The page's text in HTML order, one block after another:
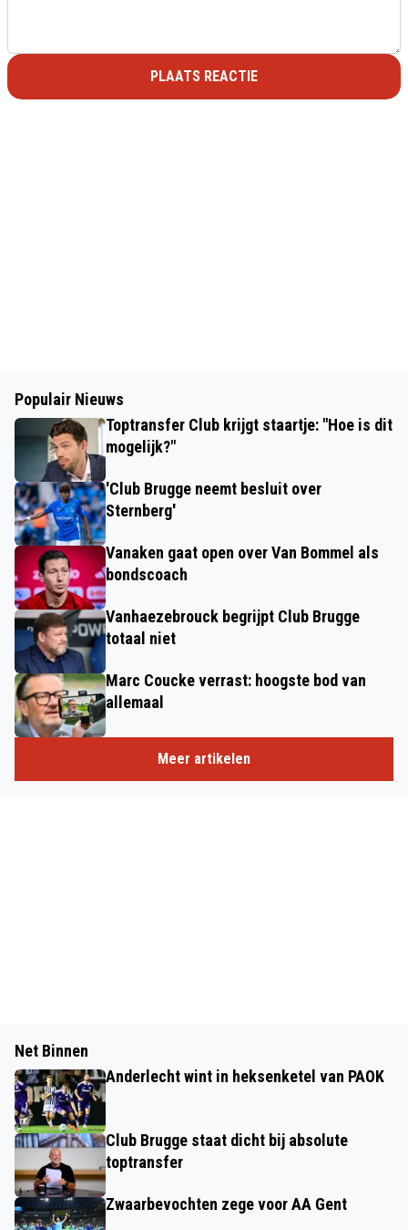
PLAATS REACTIE
Populair Nieuws
Toptransfer Club krijgt staartje: "Hoe is dit
mogelijk?"
'Club Brugge neemt besluit over
Sternberg'
Vanaken gaat open over Van Bommel als
bondscoach
Vanhaezebrouck begrijpt Club Brugge
totaal niet
Marc Coucke verrast: hoogste bod van
allemaal
Meer artikelen
Net Binnen
Anderlecht wint in heksenketel van PAOK
Club Brugge staat dicht bij absolute
toptransfer
Zwaarbevochten zege voor AA Gent